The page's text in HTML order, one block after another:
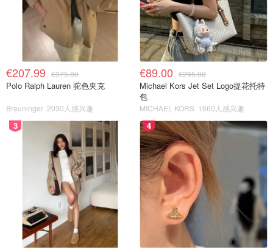
€207.99 €375.00
Polo Ralph Lauren 驼色夹克
Breuninger 2030人感兴趣
€89.00 €295.00
Michael Kors Jet Set Logo提花托特
包
MICHAEL KORS 1660人感兴趣
3 4